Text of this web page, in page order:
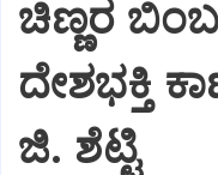
ಚಿಣ್ಣರ
ದೇಶಭಕ್ತಿ
ಜಿ. ಶೆಟ್ಟಿ